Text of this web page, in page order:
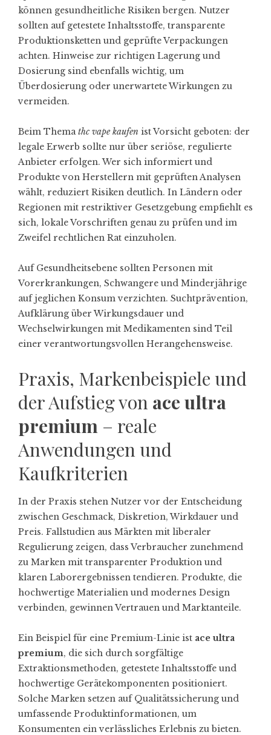
können gesundheitliche Risiken bergen. Nutzer
sollten auf getestete Inhaltsstoffe, transparente
Produktionsketten und geprüfte Verpackungen
achten. Hinweise zur richtigen Lagerung und
Dosierung sind ebenfalls wichtig, um
Überdosierung oder unerwartete Wirkungen zu
vermeiden.
Beim Themathc vape kaufen ist Vorsicht geboten: der
legale Erwerb sollte nur über seriöse, regulierte
Anbieter erfolgen. Wer sich informiert und
Produkte von Herstellern mit geprüften Analysen
wählt, reduziert Risiken deutlich. In Ländern oder
Regionen mit restriktiver Gesetzgebung empfiehlt es
sich, lokale Vorschriften genau zu prüfen und im
Zweifel rechtlichen Rat einzuholen.
Auf Gesundheitsebene sollten Personen mit
Vorerkrankungen, Schwangere und Minderjährige
auf jeglichen Konsum verzichten. Suchtprävention,
Aufklärung über Wirkungsdauer und
Wechselwirkungen mit Medikamenten sind Teil
einer verantwortungsvollen Herangehensweise.
Praxis, Markenbeispiele und
der Aufstieg von ace ultra
premium – reale
Anwendungen und
Kaufkriterien
In der Praxis stehen Nutzer vor der Entscheidung
zwischen Geschmack, Diskretion, Wirkdauer und
Preis. Fallstudien aus Märkten mit liberaler
Regulierung zeigen, dass Verbraucher zunehmend
zu Marken mit transparenter Produktion und
klaren Laborergebnissen tendieren. Produkte, die
hochwertige Materialien und modernes Design
verbinden, gewinnen Vertrauen und Marktanteile.
Ein Beispiel für eine Premium-Linie ist ace ultra
premium, die sich durch sorgfältige
Extraktionsmethoden, getestete Inhaltsstoffe und
hochwertige Gerätekomponenten positioniert.
Solche Marken setzen auf Qualitätssicherung und
umfassende Produktinformationen, um
Konsumenten ein verlässliches Erlebnis zu bieten.